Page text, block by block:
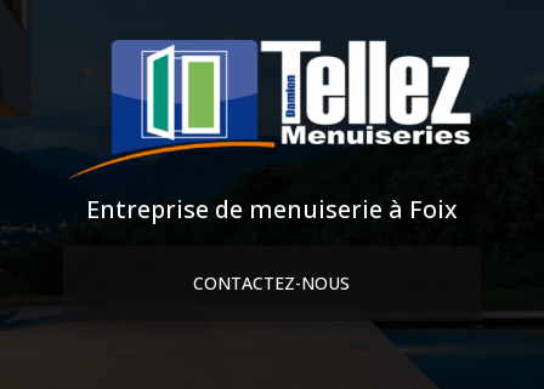
Entreprise de menuiserie à Foix
CONTACTEZ-NOUS